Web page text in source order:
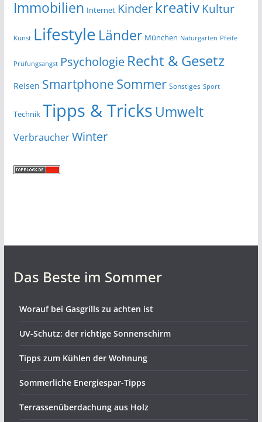
Immobilien Internet Kinder kreativKultur
Kunst Lifestyle Länder München Naturgarten Pfeife
Prüfungsangst Psychologie Recht & Gesetz
Reisen Smartphone Sommer Sonstiges Sport
Technik Tipps & Tricks Umwelt
VerbraucherWinter
Das Beste im Sommer
Worauf bei Gasgrills zu achten ist
UV-Schutz: der richtige Sonnenschirm
Tipps zum Kühlen der Wohnung
Sommerliche Energiespar-Tipps
Terrassenüberdachung aus Holz